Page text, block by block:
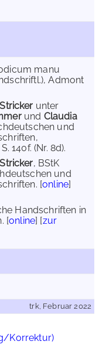
manu
Admont
unter
und Claudia
und
140f. (Nr. 8d).
, BStK
und
[online]
Handschriften in
[online] [zur
trk, Februar 2022
Korrektur)